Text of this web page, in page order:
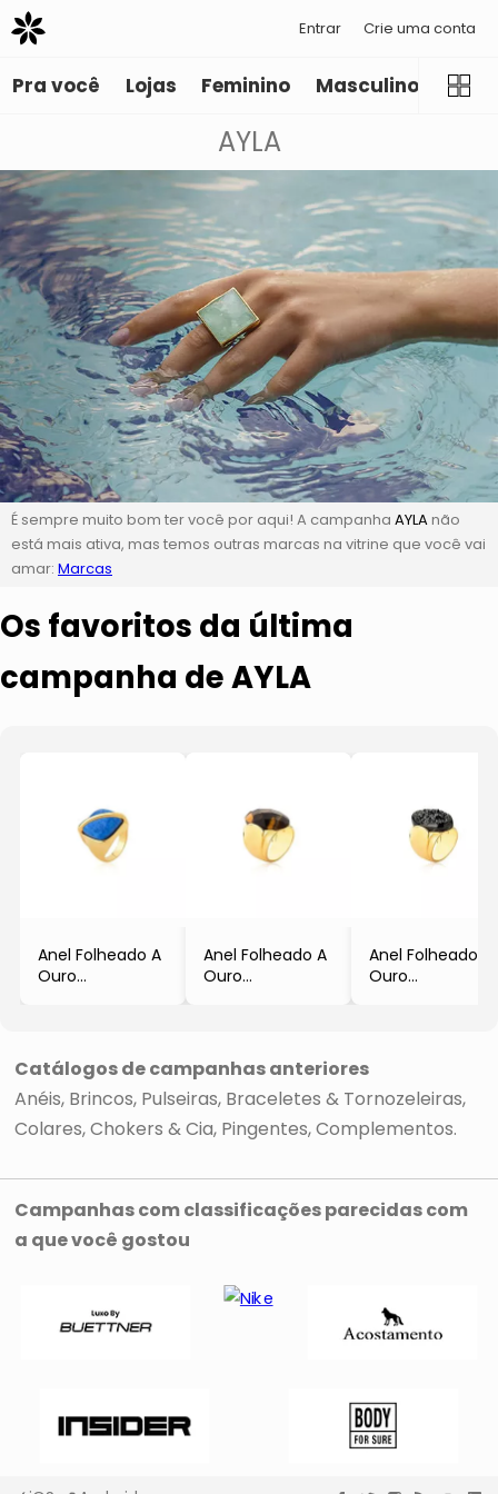
Entrar Crie uma conta
Pra você Lojas Feminino Masculino
AYLA
É sempre muito bom ter você por aqui! A campanha AYLAnão
está mais ativa, mas temos outras marcas na vitrine que você vai
amar: Marcas
Os favoritos da última
campanha de AYLA
Anel Folheado A
Ouro
Anel Folheado A
Ouro
Anel Folheado A
Ouro
Catálogos de campanhas anteriores
Anéis Brincos Pulseiras, Braceletes & Tornozeleiras
Colares, Chokers & Cia Pingentes Complementos
Campanhas com classificações parecidas com
a que você gostou